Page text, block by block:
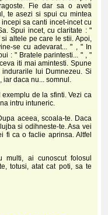
Fie dar sa o aveti
te asezi si spui cu mintea
sa canti incet-incet cu
Spui incet, cu claritate : "
altele pe care le stii. Apoi,
se cu adevarat... " , " In
: " Bratele parintesti... " , "
iti mai amintesti. Spune
lui Dumnezeu. Si
daca nu... somnul.
de la sfinti. Vezi ca
intru intuneric.
aceea, scoala-te. Daca
si odihneste-te. Asa vei
fi ca o faclie aprinsa. Altfel
multi, ai cunoscut folosul
totusi, atat cat poti, sa te